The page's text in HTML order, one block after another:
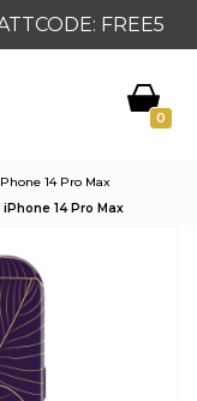
FREE5
0
14 Pro Max
14 Pro Max